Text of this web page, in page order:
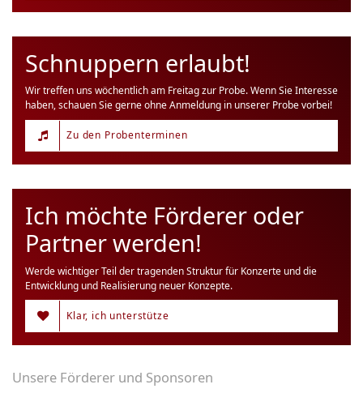
Schnuppern erlaubt!
Wir treffen uns wöchentlich am Freitag zur Probe. Wenn Sie Interesse
haben, schauen Sie gerne ohne Anmeldung in unserer Probe vorbei!
Zu den Probenterminen
Ich möchte Förderer oder
Partner werden!
Werde wichtiger Teil der tragenden Struktur für Konzerte und die
Entwicklung und Realisierung neuer Konzepte.
Klar, ich unterstütze
Unsere Förderer und Sponsoren